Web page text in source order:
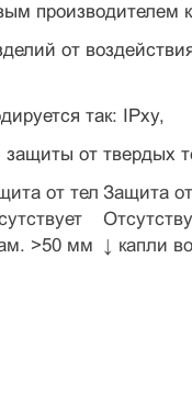
производителем
от
так: IPxy,
от твердых
от тел Защита
>50 мм ↓ капли